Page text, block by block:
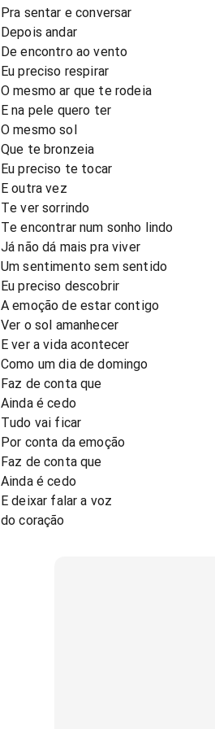
Pra sentar e conversar
Depois andar
De encontro ao vento
Eu preciso respirar
O mesmo ar que te rodeia
E na pele quero ter
O mesmo sol
Que te bronzeia
Eu preciso te tocar
E outra vez
Te ver sorrindo
Te encontrar num sonho lindo
Já não dá mais pra viver
Um sentimento sem sentido
Eu preciso descobrir
A emoção de estar contigo
Ver o sol amanhecer
E ver a vida acontecer
Como um dia de domingo
Faz de conta que
Ainda é cedo
Tudo vai ficar
Por conta da emoção
Faz de conta que
Ainda é cedo
E deixar falar a voz
do coração